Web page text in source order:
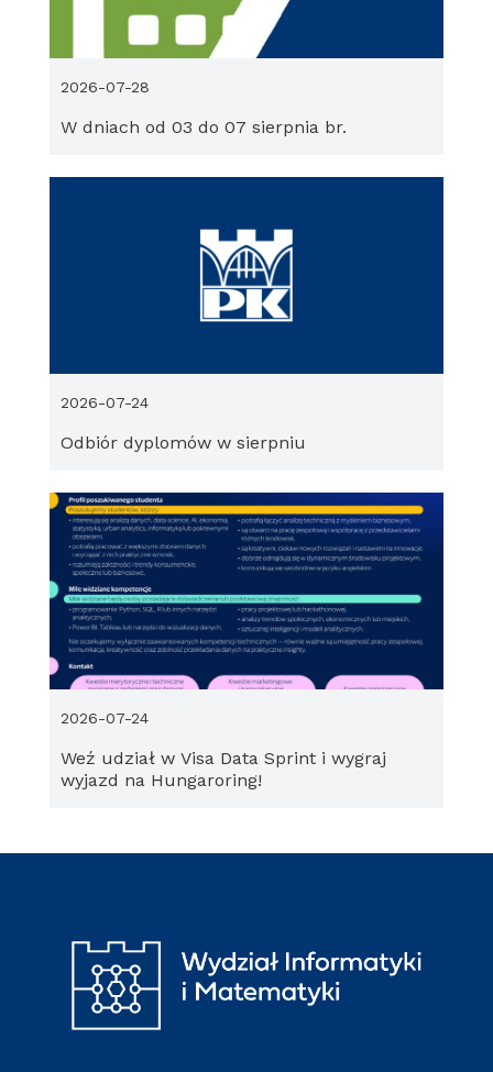
W dniach od 03 do 07 sierpnia br.
2026-07-28
Odbiór dyplomów w sierpniu
2026-07-24
Weź udział w Visa Data Sprint i wygraj
wyjazd na Hungaroring!
2026-07-24